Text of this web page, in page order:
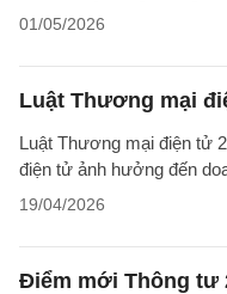
01/05/2026
Luật Thương mại
Luật Thương mại điện tử
điện tử ảnh hưởng đến
19/04/2026
Điểm mới Thông tư